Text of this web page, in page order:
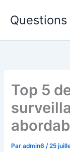
Questions
Top 5
Paradmin6/25